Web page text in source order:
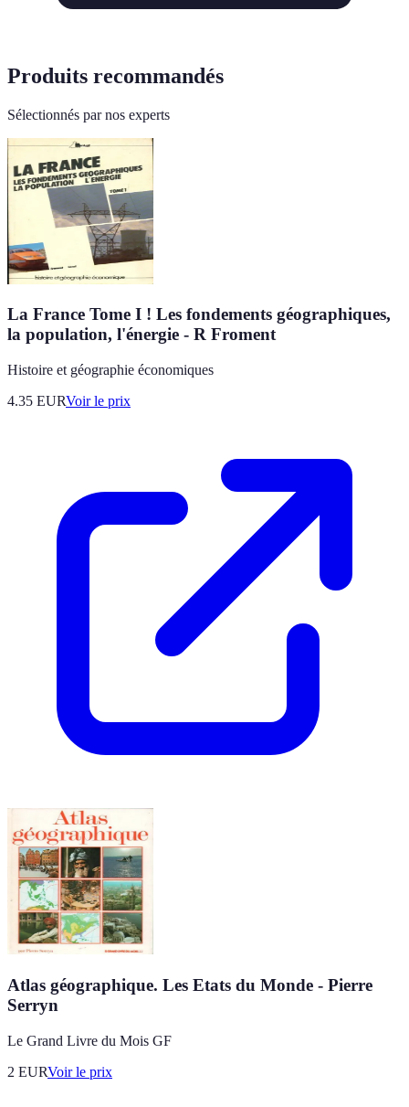
Produits recommandés
Sélectionnés par nos experts
La France Tome I ! Les fondements géographiques,
la population, l'énergie - R Froment
Histoire et géographie économiques
4.35 EURVoir le prix
Atlas géographique. Les Etats du Monde - Pierre
Serryn
Le Grand Livre du Mois GF
2 EURVoir le prix